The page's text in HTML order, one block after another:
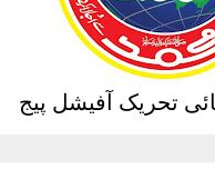
تحریک آفیشل پیج
2020ء،مصطفائی
مصطفائی سیکرٹری
بنام ذمہ داران